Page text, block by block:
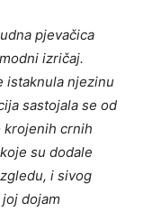
pjevačica
izričaj.
istaknula njezinu
sastojala se od
krojenih crnih
su dodale
i sivog
dojam